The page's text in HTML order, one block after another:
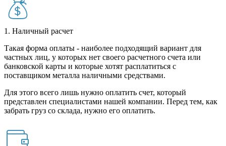
1. Наличный расчет
Такая форма оплаты - наиболее подходящий вариант для
частных лиц, у которых нет своего расчетного счета или
банковской карты и которые хотят расплатиться с
поставщиком металла наличными средствами.
Для этого всего лишь нужно оплатить счет, который
представлен специалистами нашей компании. Перед тем, как
забрать груз со склада, нужно его оплатить.